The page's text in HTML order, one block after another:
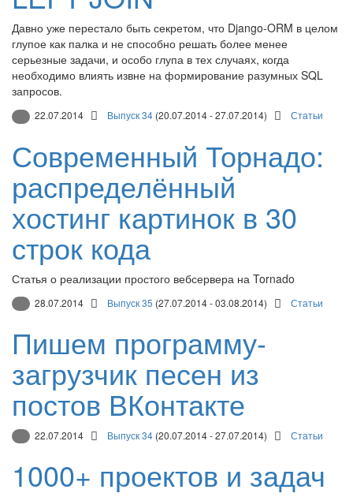
Давно уже перестало быть секретом, что Django-ORM в целом
глупое как палка и не способно решать более менее
серьезные задачи, и особо глупа в тех случаях, когда
необходимо влиять извне на формирование разумных SQL
запросов.
22.07.2014 Выпуск 34 (20.07.2014 - 27.07.2014) Статьи
Современный Торнадо:
распределённый
хостинг картинок в 30
строк кода
Статья о реализации простого вебсервера на Tornado
28.07.2014 Выпуск 35 (27.07.2014 - 03.08.2014) Статьи
Пишем программу-
загрузчик песен из
постов ВКонтакте
22.07.2014 Выпуск 34 (20.07.2014 - 27.07.2014) Статьи
1000+ проектов и задач